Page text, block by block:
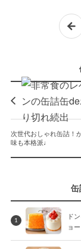
次世代おしゃれ缶詰！
味も本格派♩
1
ド
ョ